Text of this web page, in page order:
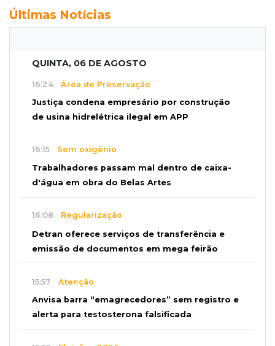
Últimas Notícias
QUINTA, 06 DE AGOSTO
16:24 Área de Preservação
Justiça condena empresário por construção
de usina hidrelétrica ilegal em APP
16:15 Sem oxigênio
Trabalhadores passam mal dentro de caixa-
d'água em obra do Belas Artes
16:08 Regularização
Detran oferece serviços de transferência e
emissão de documentos em mega feirão
15:57 Atenção
Anvisa barra “emagrecedores” sem registro e
alerta para testosterona falsificada